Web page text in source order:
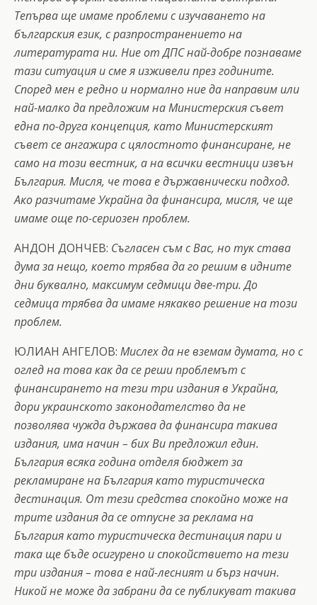
Тепърва ще имаме проблеми с изучаването на
българския език, с разпространението на
литературата ни. Ние от ДПС най-добре познаваме
тази ситуация и сме я изживели през годините.
Според мен е редно и нормално ние да направим или
най-малко да предложим на Министерския съвет
една по-друга концепция, като Министерският
съвет се ангажира с цялостното финансиране, не
само на този вестник, а на всички вестници извън
България. Мисля, че това е държавнически подход.
Ако разчитаме Украйна да финансира, мисля, че ще
имаме още по-сериозен проблем.
АНДОН ДОНЧЕВ: Съгласен съм с Вас, но тук става
дума за нещо, което трябва да го решим в идните
дни буквално, максимум седмици две-три. До
седмица трябва да имаме някакво решение на този
проблем.
ЮЛИАН АНГЕЛОВ: Мислех да не вземам думата, но с
оглед на това как да се реши проблемът с
финансирането на тези три издания в Украйна,
дори украинското законодателство да не
позволява чужда държава да финансира такива
издания, има начин – бих Ви предложил един.
България всяка година отделя бюджет за
рекламиране на България като туристическа
дестинация. От тези средства спокойно може на
трите издания да се отпусне за реклама на
България като туристическа дестинация пари и
така ще бъде осигурено и спокойствието на тези
три издания – това е най-лесният и бърз начин.
Никой не може да забрани да се публикуват такива